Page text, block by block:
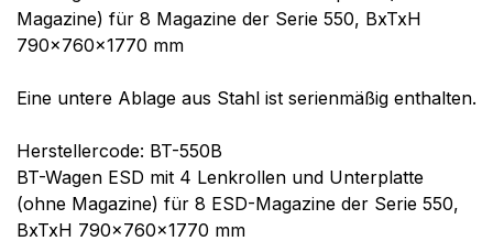
Magazine) für 8 Magazine der Serie 550, BxTxH
790x760x1770 mm
Eine untere Ablage aus Stahl ist serienmäßig enthalten.
Herstellercode: BT-550B
BT-Wagen ESD mit 4 Lenkrollen und Unterplatte
(ohne Magazine) für 8 ESD-Magazine der Serie 550,
BxTxH 790x760x1770 mm